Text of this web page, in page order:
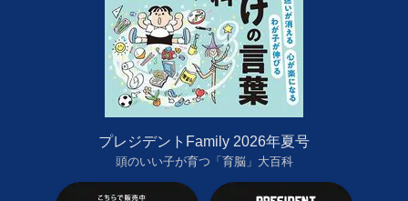
プレジデントFamily 2026年夏号
頭のいい子が育つ「育脳」大百科